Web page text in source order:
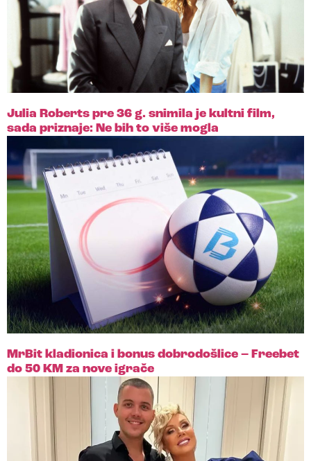
Julia Roberts pre 36 g. snimila je kultni film,
sada priznaje: Ne bih to više mogla
MrBit kladionica i bonus dobrodošlice – Freebet
do 50 KM za nove igrače